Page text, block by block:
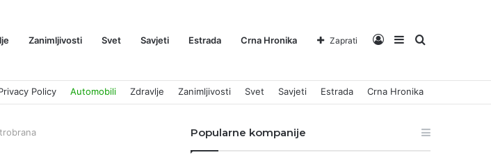
Zanimljivosti Svet Savjeti Estrada Crna Hronika Pretraga
Sidebar
Log
Zaprati
Policy Automobili Zdravlje Zanimljivosti Svet Savjeti Estrada Crna Hronika
Popularne kompanije